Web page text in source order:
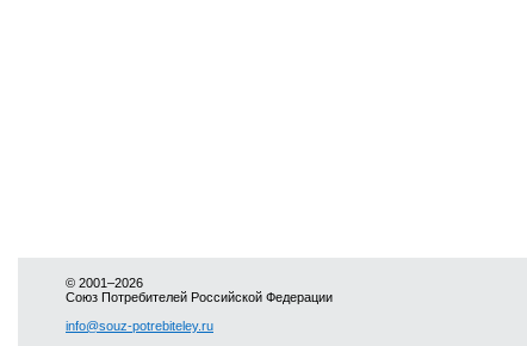
© 2001–2026
Союз Потребителей Российской Федерации
info@souz-potrebiteley.ru